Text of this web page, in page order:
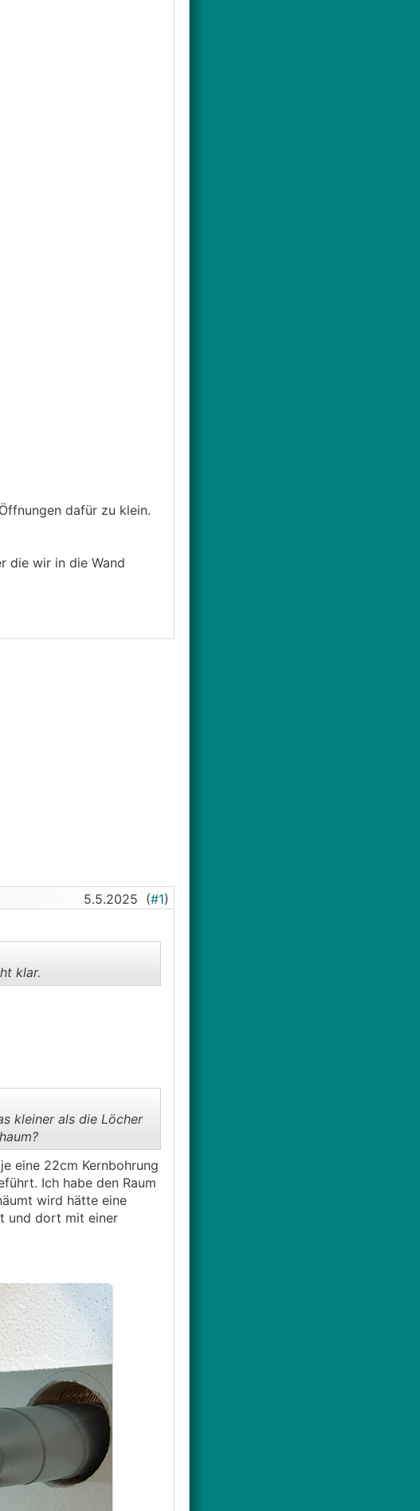
dafür zu klein.
die wir in die Wand
5.5.2025 (#1)
klar.
kleiner als die Löcher
eine 22cm Kernbohrung
Ich habe den Raum
wird hätte eine
und dort mit einer